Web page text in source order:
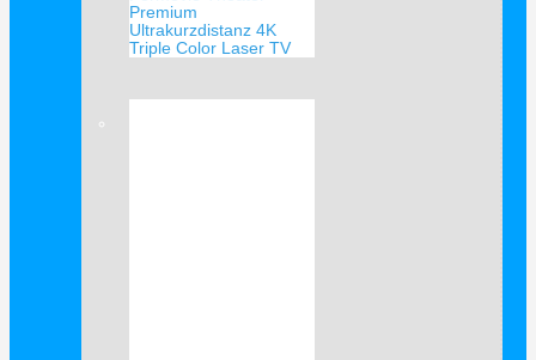
Premium
Ultrakurzdistanz 4K
Triple Color Laser TV